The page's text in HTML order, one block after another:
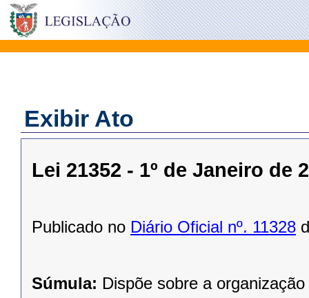
Exibir Ato
Lei 21352 - 1º de Janeiro de
Publicado no Diário Oficial nº. 11328
Súmula: Dispõe sobre a